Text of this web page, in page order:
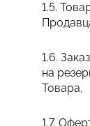
1.5.
1.6.
на
Товара.
1.7.